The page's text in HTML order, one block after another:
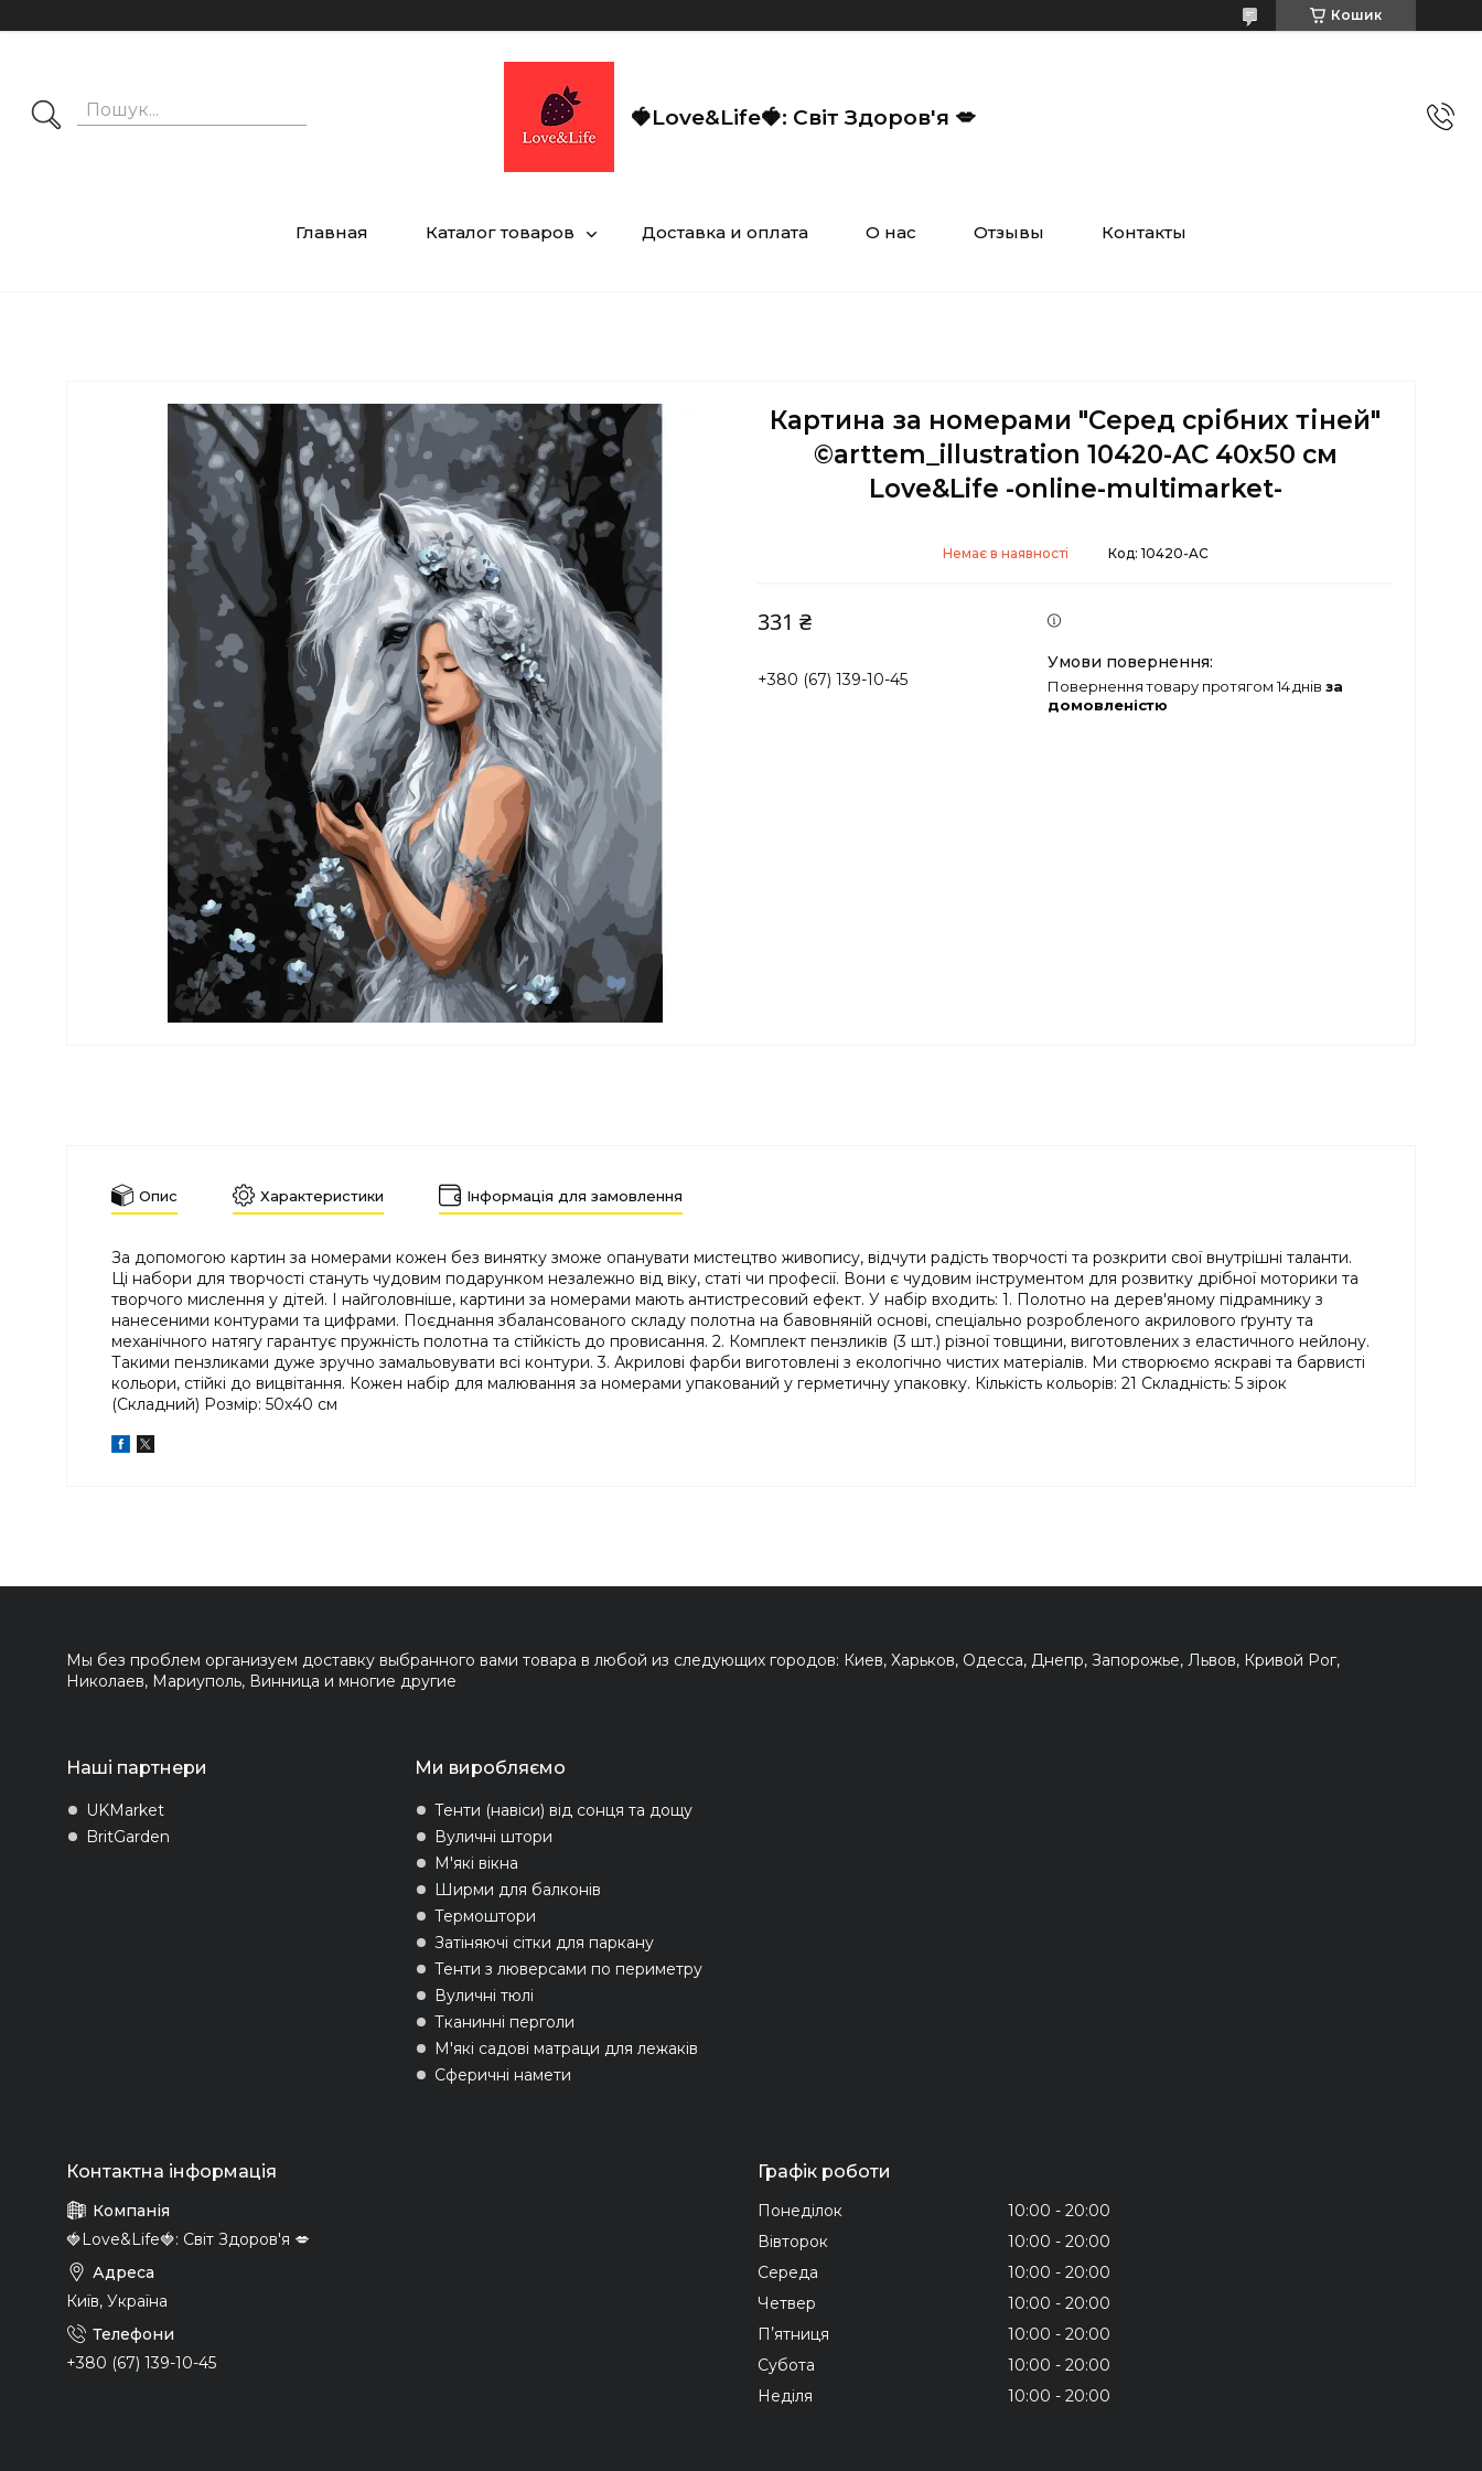
Кошик
🍓Love&Life🍓: Світ Здоров'я 💋
Главная Каталог товаров Доставка и оплата О нас Отзывы Контакты
Картина за номерами "Серед срібних тіней"
©arttem_illustration 10420-AC 40х50 см
Love&Life -online-multimarket-
Немає в наявності Код: 10420-AC
331 ₴
+380 (67) 139-10-45 повернення товару протягом 14 днів за
домовленістю
Опис Характеристики Інформація для замовлення
За допомогою картин за номерами кожен без винятку зможе опанувати мистецтво живопису, відчути радість творчості та розкрити свої внутрішні таланти.
Ці набори для творчості стануть чудовим подарунком незалежно від віку, статі чи професії. Вони є чудовим інструментом для розвитку дрібної моторики та
творчого мислення у дітей. І найголовніше, картини за номерами мають антистресовий ефект. У набір входить: 1. Полотно на дерев'яному підрамнику з
нанесеними контурами та цифрами. Поєднання збалансованого складу полотна на бавовняній основі, спеціально розробленого акрилового ґрунту та
механічного натягу гарантує пружність полотна та стійкість до провисання. 2. Комплект пензликів (3 шт.) різної товщини, виготовлених з еластичного нейлону.
Такими пензликами дуже зручно замальовувати всі контури. 3. Акрилові фарби виготовлені з екологічно чистих матеріалів. Ми створюємо яскраві та барвисті
кольори, стійкі до вицвітання. Кожен набір для малювання за номерами упакований у герметичну упаковку. Кількість кольорів: 21 Складність: 5 зірок
(Складний) Розмір: 50х40 см
Мы без проблем организуем доставку выбранного вами товара в любой из следующих городов: Киев, Харьков, Одесса, Днепр, Запорожье, Львов, Кривой Рог,
Николаев, Мариуполь, Винница и многие другие
Наші партнери
UKMarket
BritGarden
Ми виробляємо
Тенти (навіси) від сонця та дощу
Вуличні штори
М'які вікна
Ширми для балконів
Термоштори
Затіняючі сітки для паркану
Тенти з люверсами по периметру
Вуличні тюлі
Тканинні перголи
М'які садові матраци для лежаків
Сферичні намети
🍓Love&Life🍓: Світ Здоров'я 💋
Київ, Україна
+380 (67) 139-10-45
Графік роботи
Понеділок 10:00
20:00
Вівторок
10:00
20:00
Середа
10:00
20:00
Четвер
10:00
20:00
Пʼятниця
10:00
20:00
Субота
10:00
20:00
Неділя
10:00 20:00